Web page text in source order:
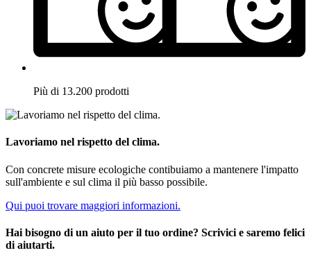
Più di 13.200 prodotti
Lavoriamo nel rispetto del clima.
Con concrete misure ecologiche contibuiamo a mantenere l'impatto
sull'ambiente e sul clima il più basso possibile.
Qui puoi trovare maggiori informazioni.
Hai bisogno di un aiuto per il tuo ordine? Scrivici e saremo felici
di aiutarti.